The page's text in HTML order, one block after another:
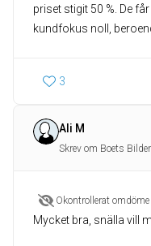
priset stigit 50 %. De
kundfokus noll,
3
Ali M
Skrev om Boets
Okontrollerat omdöme
Mycket bra, snälla vill